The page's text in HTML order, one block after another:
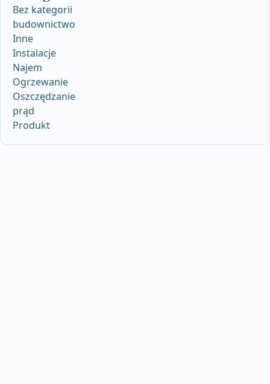
Bez kategorii
budownictwo
Inne
Instalacje
Najem
Ogrzewanie
Oszczędzanie
prąd
Produkt